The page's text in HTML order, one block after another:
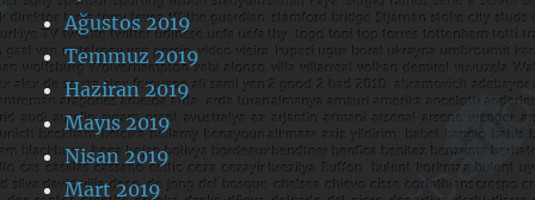
Ağustos 2019
Temmuz 2019
Haziran 2019
Mayıs 2019
Nisan 2019
Mart 2019